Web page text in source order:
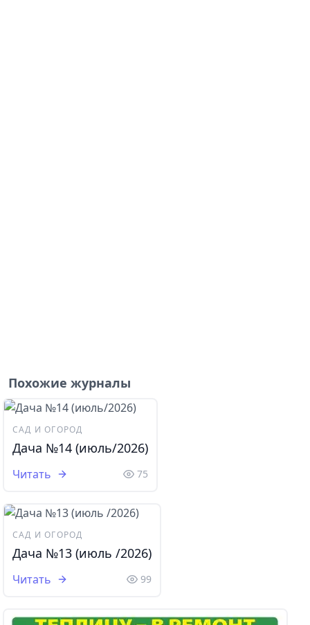
Похожие журналы
САД И ОГОРОД
Дача №14 (июль/2026)
Читать 75
САД И ОГОРОД
Дача №13 (июль /2026)
Читать 99